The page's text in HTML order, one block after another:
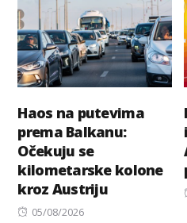
Haos na putevima
prema Balkanu:
Očekuju se
kilometarske kolone
kroz Austriju
Posted
05/08/2026